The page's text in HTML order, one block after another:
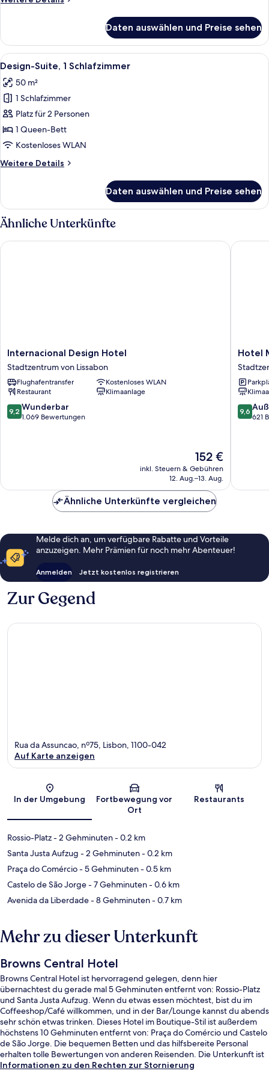
Suite
Daten auswählen und Preise sehen
Alle
Fotos
für
Design-
Suite,
1
Schlafzimmer
Ein Hotelzimmer mit Bett,
13
Design-Suite, 1 Schlafzimmer
50 m²
1 Schlafzimmer
Platz für 2 Personen
1 Queen-Bett
Kostenloses WLAN
Weitere Details
Weitere
Suite,
1
Schlafzimmer
Daten auswählen und Preise sehen
Ähnliche Unterkünfte
Internacional
Design
Hotel
Stadtzentrum
von
Lissabon
Internacional Design Hotel
Stadtzentrum von Lissabon
Flughafentransfer
Kostenloses WLAN
Restaurant
Klimaanlage
9.2
von
9,2 Wunderbar
1.069 Bewertungen
Der
Preis
beträgt
152 €
inkl. Steuern & Gebühren
12. Aug.–13. Aug.
Internacional Design Hotel
Hotel
Moon
&
Sun
Lisboa
von
Hotel
9.6
von
9,6
621
Hotel
Ähnliche Unterkünfte vergleichen
Melde dich an, um verfügbare Rabatte und Vorteile
anzuzeigen. Mehr Prämien für noch mehr Abenteuer!
Anmelden Jetzt kostenlos registrieren
Zur Gegend
Karte
Rua da Assuncao, nº75, Lisbon, 1100-042
Auf Karte anzeigen
In der Umgebung
Fortbewegung vor
Ort
Restaurants
Rossio-Platz- 2 Gehminuten- 0.2 km
Santa Justa Aufzug - 2 Gehminuten- 0.2 km
Praça do Comércio- 5 Gehminuten- 0.5 km
Castelo de São Jorge- 7 Gehminuten- 0.6 km
Avenida da Liberdade- 8 Gehminuten- 0.7 km
Mehr zu dieser Unterkunft
Browns Central Hotel
Browns Central Hotel ist hervorragend gelegen, denn hier
übernachtest du gerade mal 5 Gehminuten entfernt von: Rossio-Platz
und Santa Justa Aufzug. Wenn du etwas essen möchtest, bist du im
Coffeeshop/Café willkommen, und in der Bar/Lounge kannst du abends
sehr schön etwas trinken. Dieses Hotel im Boutique-Stil ist außerdem
höchstens 10 Gehminuten entfernt von: Praça do Comércio und Castelo
de São Jorge. Die bequemen Betten und das hilfsbereite Personal
erhalten tolle Bewertungen von anderen Reisenden. Die Unterkunft ist
nur einen kurzen Fußmarsch von den öffentlichen Verkehrsmitteln
Informationen zu den Rechten zur Stornierung